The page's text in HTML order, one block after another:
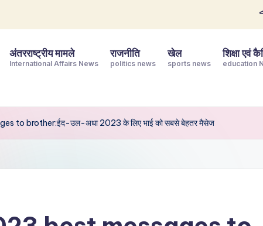
अंतरराष्ट्रीय मामले
International Affairs News
राजनीति
politics news
खेल
sports news
शिक्षा एवं
education
to brother:ईद-उल-अधा 2023 के लिए भाई को सबसे बेहतर मैसेज